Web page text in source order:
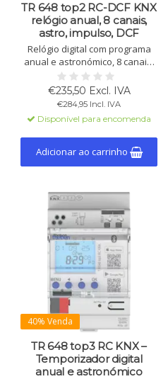
TR 648 top2 RC-DCF KNX
relógio anual, 8 canais,
astro, impulso, DCF
Relógio digital com programa
anual e astronómico, 8 canais,
hora DCF, 800 memórias,
programas de férias e ciclos,
sem rede, montagem em calha
DIN, bus KNX.
€235,50 Excl. IVA
€284,95 Incl. IVA
Disponível para encomenda
Adicionar ao carrinho
40% Venda
TR 648 top3 RC KNX –
Temporizador digital
anual e astronómico